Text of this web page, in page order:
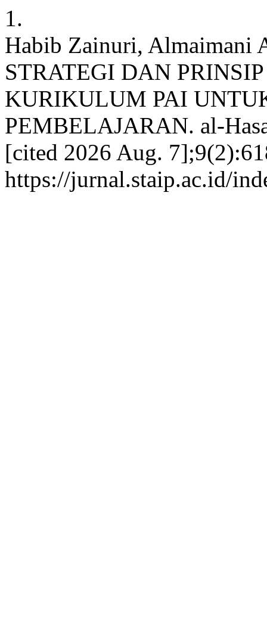
1.
Habib Zainuri, Almaimani
STRATEGI DAN
KURIKULUM PAI
PEMBELAJARAN. al-
[cited 2026 Aug.
https://jurnal.staip.ac.id/